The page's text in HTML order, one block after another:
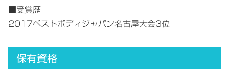
■受賞歴
2017ベストボディジャパン名古屋大会3位
保有資格